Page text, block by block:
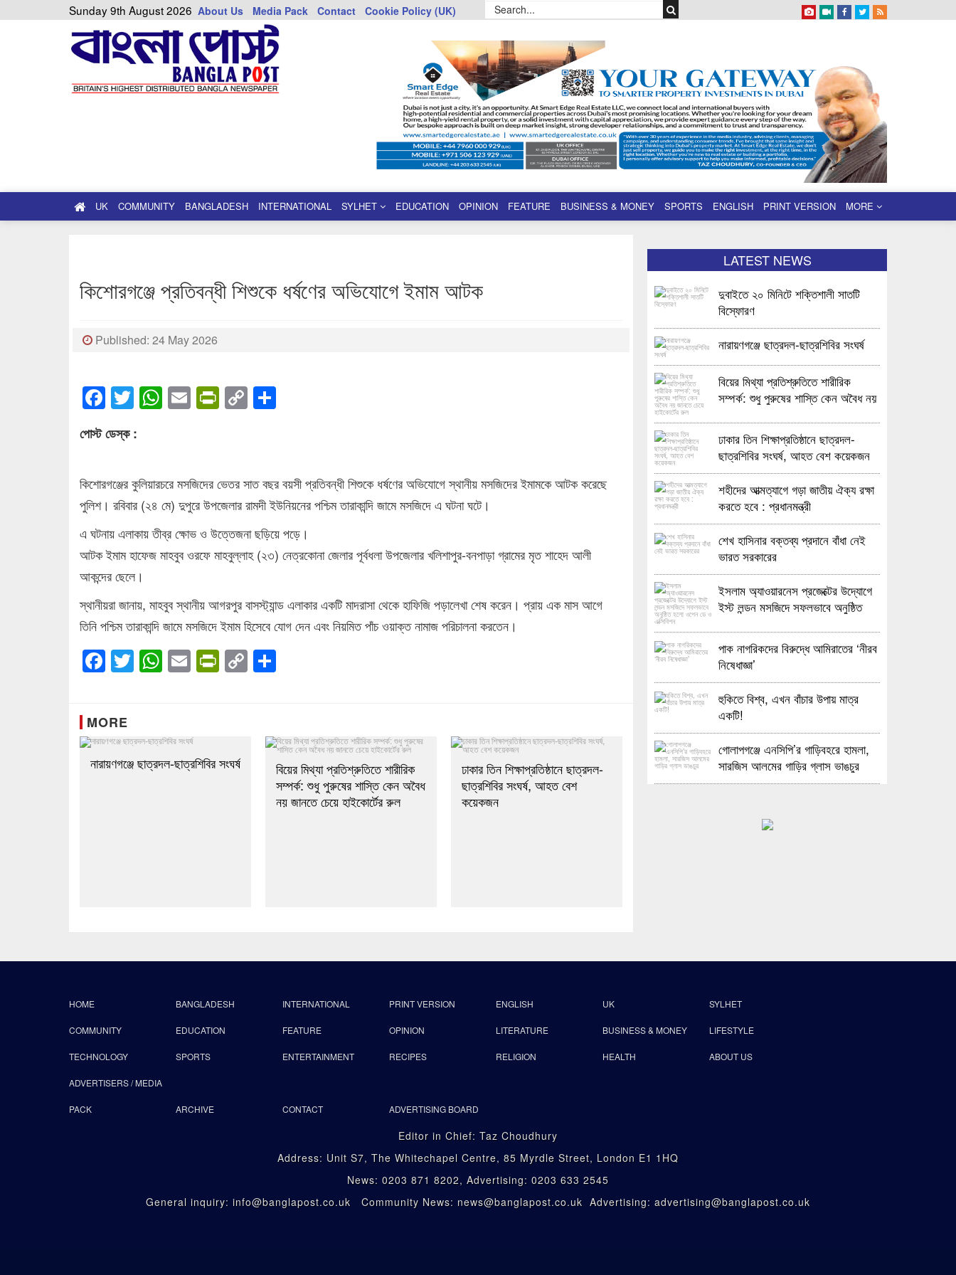
Sunday 9th August 2026 About Us Media Pack Contact Cookie Policy (UK)
UK COMMUNITY BANGLADESH INTERNATIONAL SYLHET EDUCATION OPINION FEATURE BUSINESS & MONEY SPORTS ENGLISH PRINT VERSION MORE
কিশোরগঞ্জে প্রতিবন্ধী শিশুকে ধর্ষণের অভিযোগে ইমাম আটক
Published: 24 May 2026
Facebook
Twitter
WhatsApp
EmailPrintFriendly
Copy
পোস্ট ডেস্ক :
কিশোরগঞ্জের কুলিয়ারচরে মসজিদের ভেতর সাত বছর বয়সী প্রতিবন্ধী শিশুকে ধর্ষণের অভিযোগে স্থানীয় মসজিদের ইমামকে আটক করেছে
পুলিশ। রবিবার (২৪ মে) দুপুরে উপজেলার রামদী ইউনিয়নের পশ্চিম তারাকান্দি জামে মসজিদে এ ঘটনা ঘটে।
এ ঘটনায় এলাকায় তীব্র ক্ষোভ ও উত্তেজনা ছড়িয়ে পড়ে।
আটক ইমাম হাফেজ মাহবুব ওরফে মাহবুল্লাহ (২৩) নেত্রকোনা জেলার পূর্বধলা উপজেলার খলিশাপুর-বনপাড়া গ্রামের মৃত শাহেদ আলী
আকন্দের ছেলে।
স্থানীয়রা জানায়, মাহবুব স্থানীয় আগরপুর বাসস্ট্যান্ড এলাকার একটি মাদরাসা থেকে হাফিজি পড়ালেখা শেষ করেন। প্রায় এক মাস আগে
তিনি পশ্চিম তারাকান্দি জামে মসজিদে ইমাম হিসেবে যোগ দেন এবং নিয়মিত পাঁচ ওয়াক্ত নামাজ পরিচালনা করতেন।
Facebook
Twitter
WhatsApp
EmailPrintFriendly
Copy
Link
MORE
নারায়ণগঞ্জে ছাত্রদল-ছাত্রশিবির সংঘর্ষ
বিয়ের মিথ্যা প্রতিশ্রুতিতে শারীরিক
সম্পর্ক: শুধু পুরুষের শাস্তি কেন অবৈধ
নয় জানতে চেয়ে হাইকোর্টের রুল
ঢাকার তিন শিক্ষাপ্রতিষ্ঠানে ছাত্রদল-
ছাত্রশিবির সংঘর্ষ, আহত বেশ
কয়েকজন
LATEST NEWS
দুবাইতে ২০ মিনিটে শক্তিশালী সাতটি
বিস্ফোরণ
নারায়ণগঞ্জে ছাত্রদল-ছাত্রশিবির সংঘর্ষ
বিয়ের মিথ্যা প্রতিশ্রুতিতে শারীরিক
সম্পর্ক: শুধু পুরুষের শাস্তি কেন অবৈধ নয়
ঢাকার তিন শিক্ষাপ্রতিষ্ঠানে ছাত্রদল-
ছাত্রশিবির সংঘর্ষ, আহত বেশ কয়েকজন
শহীদের আত্মত্যাগে গড়া জাতীয় ঐক্য রক্ষা
করতে হবে : প্রধানমন্ত্রী
শেখ হাসিনার বক্তব্য প্রদানে বাঁধা নেই
ভারত সরকারের
ইসলাম অ্যাওয়ারনেস প্রজেক্টের উদ্যোগে
ইস্ট লন্ডন মসজিদে সফলভাবে অনুষ্ঠিত
পাক নাগরিকদের বিরুদ্ধে আমিরাতের ‘নীরব
নিষেধাজ্ঞা’
হুকিতে বিশ্ব, এখন বাঁচার উপায় মাত্র
একটি!
গোলাপগঞ্জে এনসিপি’র গাড়িবহরে হামলা,
সারজিস আলমের গাড়ির গ্লাস ভাঙচুর
HOME BANGLADESH INTERNATIONAL PRINT VERSION ENGLISH UK SYLHET
COMMUNITY EDUCATION FEATURE OPINION LITERATURE BUSINESS & MONEY LIFESTYLE
TECHNOLOGY SPORTS ENTERTAINMENT RECIPES RELIGION HEALTH ABOUT US
ADVERTISERS / MEDIA
PACK ARCHIVE CONTACT ADVERTISING BOARD
Editor in Chief: Taz Choudhury
Address: Unit S7, The Whitechapel Centre, 85 Myrdle Street, London E1 1HQ
News: 0203 871 8202, Advertising: 0203 633 2545
General inquiry: info@banglapost.co.uk Community News: news@banglapost.co.uk Advertising: advertising@banglapost.co.uk